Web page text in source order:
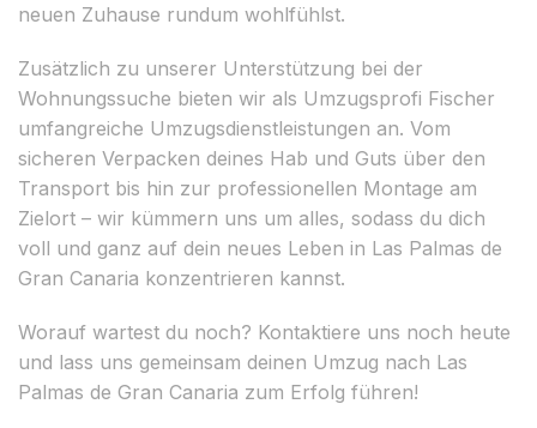
neuen Zuhause rundum wohlfühlst.
Zusätzlich zu unserer Unterstützung bei der
Wohnungssuche bieten wir als Umzugsprofi Fischer
umfangreiche Umzugsdienstleistungen an. Vom
sicheren Verpacken deines Hab und Guts über den
Transport bis hin zur professionellen Montage am
Zielort – wir kümmern uns um alles, sodass du dich
voll und ganz auf dein neues Leben in Las Palmas de
Gran Canaria konzentrieren kannst.
Worauf wartest du noch? Kontaktiere uns noch heute
und lass uns gemeinsam deinen Umzug nach Las
Palmas de Gran Canaria zum Erfolg führen!